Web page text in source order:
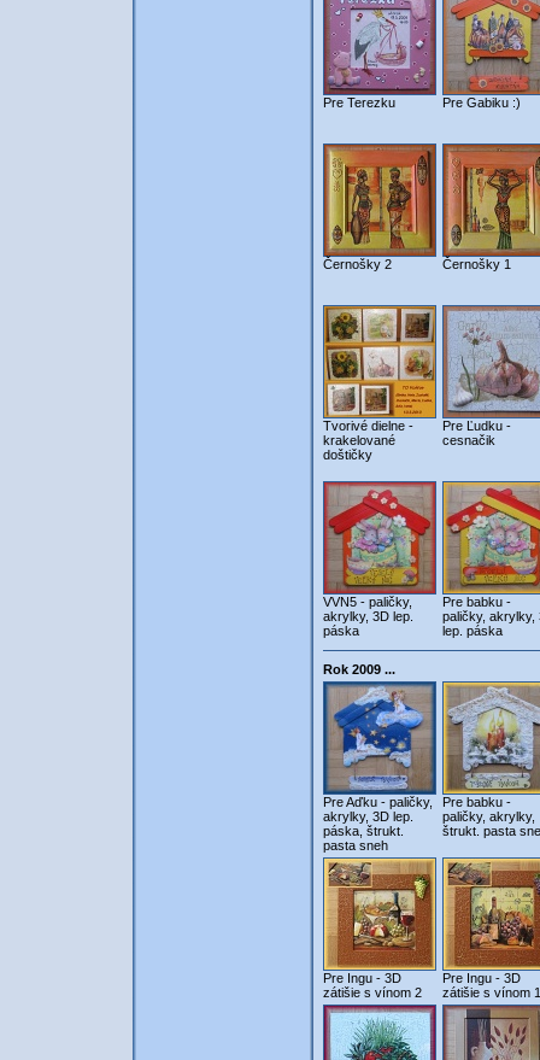
Pre Terezku Pre Gabiku :)
Černošky 2 Černošky 1
Tvorivé dielne -
krakelované
doštičky
Pre Ľudku -
cesnačik
VVN5 - paličky,
akrylky, 3D lep.
páska
Pre babku -
paličky, akrylky,
lep. páska
Rok 2009 ...
Pre Aďku - paličky,
akrylky, 3D lep.
páska, štrukt.
pasta sneh
Pre babku -
paličky, akrylky,
štrukt. pasta
Pre Ingu - 3D
zátišie s vínom 2
Pre Ingu - 3D
zátišie s vínom 1